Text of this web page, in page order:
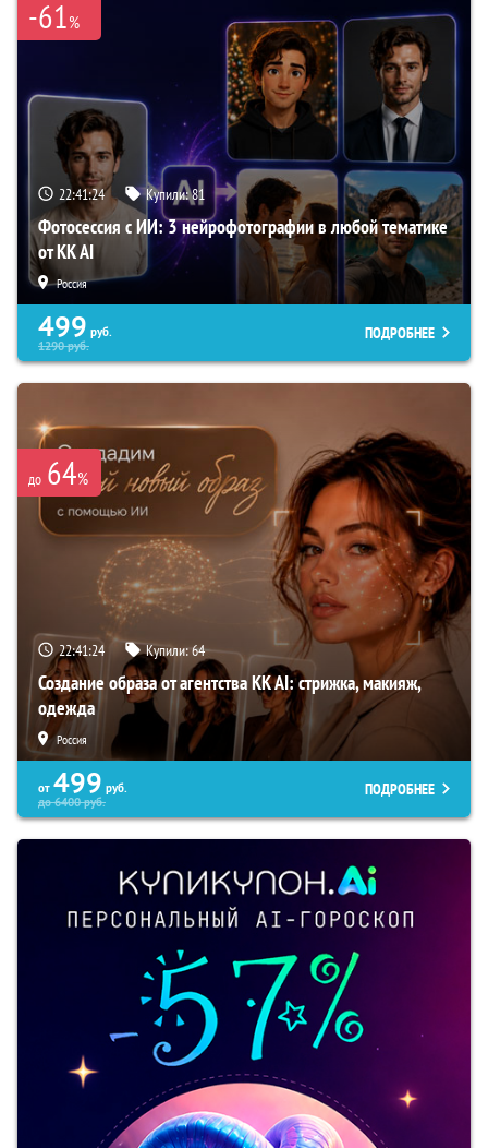
-61%
22:41:23 Купили:81
Фотосессия с ИИ: 3 нейрофотографии в любой тематике
от KK AI
Россия
499 руб.
1290руб.
ПОДРОБНЕЕ
до 64%
22:41:23 Купили:64
Создание образа от агентства KK AI: стрижка, макияж,
одежда
Россия
от 499 руб.
до6400руб.
ПОДРОБНЕЕ